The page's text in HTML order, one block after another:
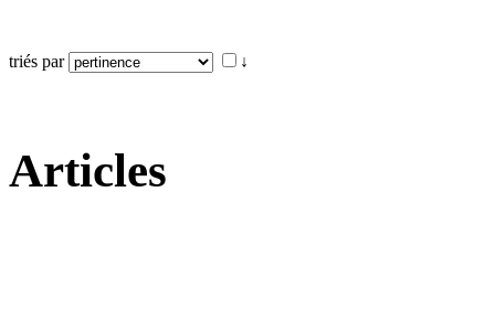
triés par ↓
Articles